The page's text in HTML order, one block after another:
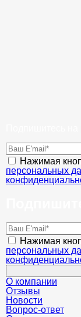
Нажимая
персональных
Нажимая
персональных
О компании
Отзывы
Новости
Вопрос-ответ